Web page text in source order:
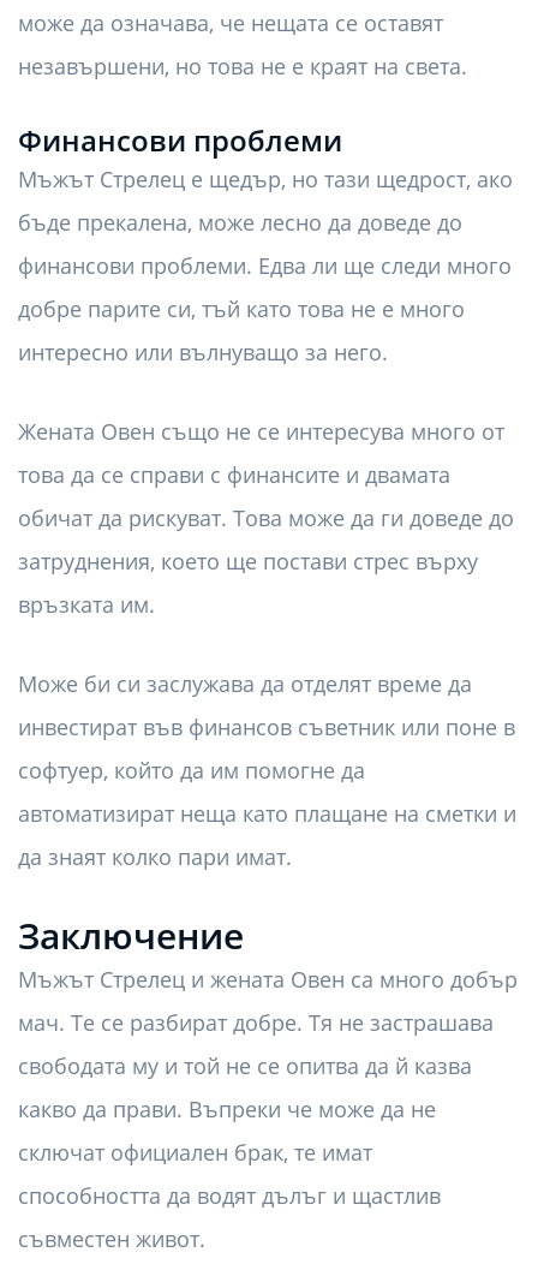
може да означава, че нещата се оставят
незавършени, но това не е краят на света.
Финансови проблеми
Мъжът Стрелец е щедър, но тази щедрост, ако
бъде прекалена, може лесно да доведе до
финансови проблеми. Едва ли ще следи много
добре парите си, тъй като това не е много
интересно или вълнуващо за него.
Жената Овен също не се интересува много от
това да се справи с финансите и двамата
обичат да рискуват. Това може да ги доведе до
затруднения, което ще постави стрес върху
връзката им.
Може би си заслужава да отделят време да
инвестират във финансов съветник или поне в
софтуер, който да им помогне да
автоматизират неща като плащане на сметки и
да знаят колко пари имат.
Заключение
Мъжът Стрелец и жената Овен са много добър
мач. Те се разбират добре. Тя не застрашава
свободата му и той не се опитва да й казва
какво да прави. Въпреки че може да не
сключат официален брак, те имат
способността да водят дълъг и щастлив
съвместен живот.